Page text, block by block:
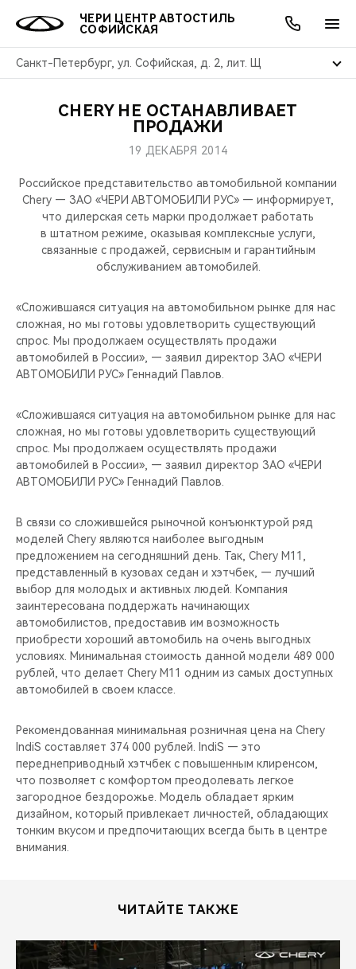
ЧЕРИ ЦЕНТР АВТОСТИЛЬ
СОФИЙСКАЯ
Санкт-Петербург, ул. Софийская, д. 2, лит. Щ
МОДЕЛИ
КРОССОВЕРЫ
СЕДАНЫ
НОВИНКИ
ПОКУПАТЕЛЯМ
КРЕДИТ И СТРАХОВАНИЕ
ВЛАДЕЛЬЦАМ
ЗАПЧАСТИ И АКСЕССУАРЫ
ПОДДЕРЖКА
МИР CHERY
О БРЕНДЕ
CHERY В СОЦСЕТЯХ
CHERY REMOTE
НАШИ МЕРОПРИЯТИЯ
ВИДЕООБЗОРЫ
CHERY ДЛЯ ДЕТЕЙ
АКЦИИ
ОНЛАЙН СЕРВИСЫ
КРЕДИТ
О КОМПАНИИ
МЫ В СОЦСЕТЯХ
CHERY НЕ ОСТАНАВЛИВАЕТ
ПРОДАЖИ
19 ДЕКАБРЯ 2014
Российское представительство автомобильной компании
Chery — ЗАО «ЧЕРИ АВТОМОБИЛИ РУС» — информирует,
что дилерская сеть марки продолжает работать
в штатном режиме, оказывая комплексные услуги,
связанные с продажей, сервисным и гарантийным
обслуживанием автомобилей.
«Сложившаяся ситуация на автомобильном рынке для нас
сложная, но мы готовы удовлетворить существующий
спрос. Мы продолжаем осуществлять продажи
автомобилей в России», — заявил директор ЗАО «ЧЕРИ
АВТОМОБИЛИ РУС» Геннадий Павлов.
«Сложившаяся ситуация на автомобильном рынке для нас
сложная, но мы готовы удовлетворить существующий
спрос. Мы продолжаем осуществлять продажи
автомобилей в России», — заявил директор ЗАО «ЧЕРИ
АВТОМОБИЛИ РУС» Геннадий Павлов.
В связи со сложившейся рыночной конъюнктурой ряд
моделей Chery являются наиболее выгодным
предложением на сегодняшний день. Так, Chery M11,
представленный в кузовах седан и хэтчбек, — лучший
выбор для молодых и активных людей. Компания
заинтересована поддержать начинающих
автомобилистов, предоставив им возможность
приобрести хороший автомобиль на очень выгодных
условиях. Минимальная стоимость данной модели 489 000
рублей, что делает Chery M11 одним из самых доступных
автомобилей в своем классе.
Рекомендованная минимальная розничная цена на Chery
IndiS составляет 374 000 рублей. IndiS — это
переднеприводный хэтчбек с повышенным клиренсом,
что позволяет с комфортом преодолевать легкое
загородное бездорожье. Модель обладает ярким
дизайном, который привлекает личностей, обладающих
тонким вкусом и предпочитающих всегда быть в центре
внимания.
ЧИТАЙТЕ ТАКЖЕ